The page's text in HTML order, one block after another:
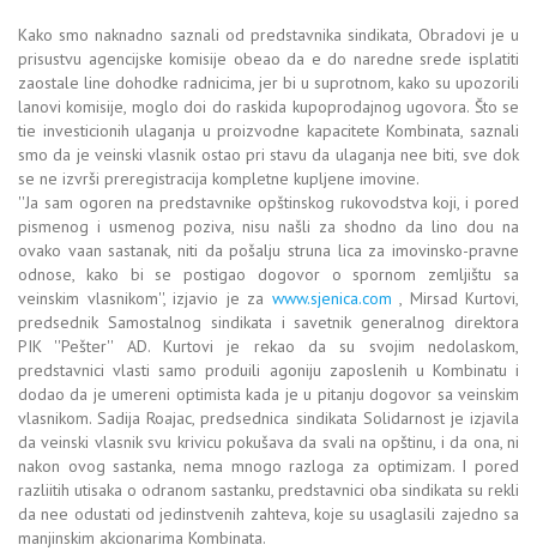
Kako smo naknadno saznali od predstavnika sindikata, Obradovi je u
prisustvu agencijske komisije obeao da e do naredne srede isplatiti
zaostale line dohodke radnicima, jer bi u suprotnom, kako su upozorili
lanovi komisije, moglo doi do raskida kupoprodajnog ugovora. Što se
tie investicionih ulaganja u proizvodne kapacitete Kombinata, saznali
smo da je veinski vlasnik ostao pri stavu da ulaganja nee biti, sve dok
se ne izvrši preregistracija kompletne kupljene imovine.
''Ja sam ogoren na predstavnike opštinskog rukovodstva koji, i pored
pismenog i usmenog poziva, nisu našli za shodno da lino dou na
ovako vaan sastanak, niti da pošalju struna lica za imovinsko-pravne
odnose, kako bi se postigao dogovor o spornom zemljištu sa
veinskim vlasnikom'', izjavio je za www.sjenica.com , Mirsad Kurtovi,
predsednik Samostalnog sindikata i savetnik generalnog direktora
PIK ''Pešter'' AD. Kurtovi je rekao da su svojim nedolaskom,
predstavnici vlasti samo produili agoniju zaposlenih u Kombinatu i
dodao da je umereni optimista kada je u pitanju dogovor sa veinskim
vlasnikom. Sadija Roajac, predsednica sindikata Solidarnost je izjavila
da veinski vlasnik svu krivicu pokušava da svali na opštinu, i da ona, ni
nakon ovog sastanka, nema mnogo razloga za optimizam. I pored
razliitih utisaka o odranom sastanku, predstavnici oba sindikata su rekli
da nee odustati od jedinstvenih zahteva, koje su usaglasili zajedno sa
manjinskim akcionarima Kombinata.